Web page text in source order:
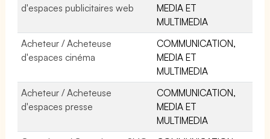
d'espaces publicitaires web
MEDIA ET
MULTIMEDIA
Acheteur / Acheteuse
d'espaces cinéma
COMMUNICATION,
MEDIA ET
MULTIMEDIA
Acheteur / Acheteuse
d'espaces presse
COMMUNICATION,
MEDIA ET
MULTIMEDIA